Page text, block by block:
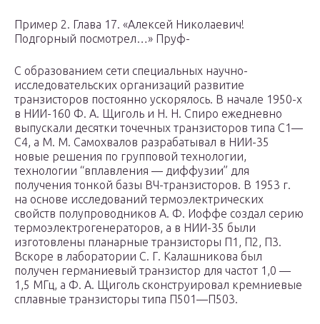
Пример 2. Глава 17. «Алексей Николаевич!
Подгорный посмотрел…» Пруф-
С образованием сети специальных научно-
исследовательских организаций развитие
транзисторов постоянно ускорялось. В начале 1950-х
в НИИ-160 Ф. А. Щиголь и Н. Н. Спиро ежедневно
выпускали десятки точечных транзисторов типа С1—
С4, а М. М. Самохвалов разрабатывал в НИИ-35
новые решения по групповой технологии,
технологии “вплавления — диффузии” для
получения тонкой базы ВЧ-транзисторов. В 1953 г.
на основе исследований термоэлектрических
свойств полупроводников А. Ф. Иоффе создал серию
термоэлектрогенераторов, а в НИИ-35 были
изготовлены планарные транзисторы П1, П2, П3.
Вскоре в лаборатории С. Г. Калашникова был
получен германиевый транзистор для частот 1,0 —
1,5 МГц, а Ф. А. Щиголь сконструировал кремниевые
сплавные транзисторы типа П501—П503.